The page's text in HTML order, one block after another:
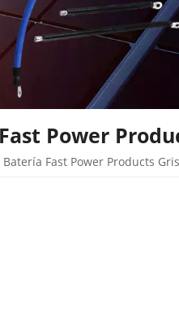
Power
Fast Power Products